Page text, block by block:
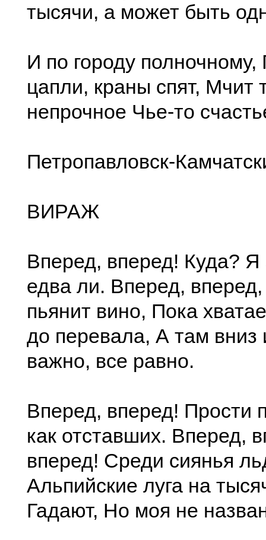
тысячи, а может быть
И по городу полночному,
цапли, краны спят, Мчит
непрочное Чье-то
Петропавловск-
ВИРАЖ
Вперед, вперед! Куда?
едва ли. Вперед,
пьянит вино, Пока
до перевала, А там
важно, все равно.
Вперед, вперед! Прости
как отставших. Вперед,
вперед! Среди сиянья
Альпийские луга на
Гадают, Но моя не